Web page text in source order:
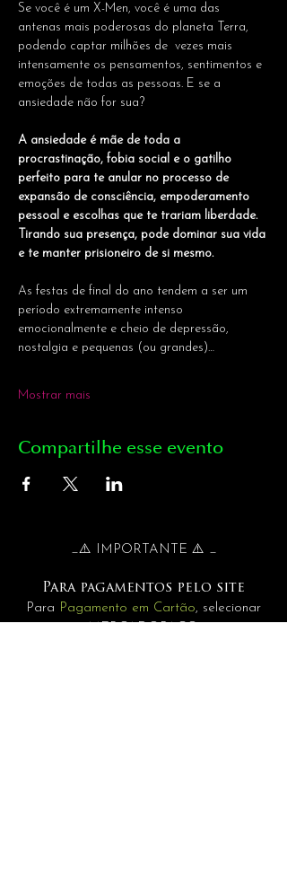
Se você é um X-Men, você é uma das
antenas mais poderosas do planeta Terra,
podendo captar milhões de  vezes mais
intensamente os pensamentos, sentimentos e
emoções de todas as pessoas. E se a
ansiedade não for sua?
A ansiedade é mãe de toda a
procrastinação, fobia social e o gatilho
perfeito para te anular no processo de
expansão de consciência, empoderamento
pessoal e escolhas que te trariam liberdade.
Tirando sua presença, pode dominar sua vida
e te manter prisioneiro de si mesmo.
As festas de final do ano tendem a ser um
período extremamente intenso
emocionalmente e cheio de depressão,
nostalgia e pequenas (ou grandes)…
Mostrar mais
Compartilhe esse evento
_⚠️ IMPORTANTE ⚠️ _
Para pagamentos pelo site
Para Pagamento em Cartão, selecionar